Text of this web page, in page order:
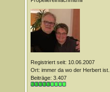
Registriert seit: 10.06.2007
Ort: immer da wo der Herbert ist...
Beiträge: 3.407